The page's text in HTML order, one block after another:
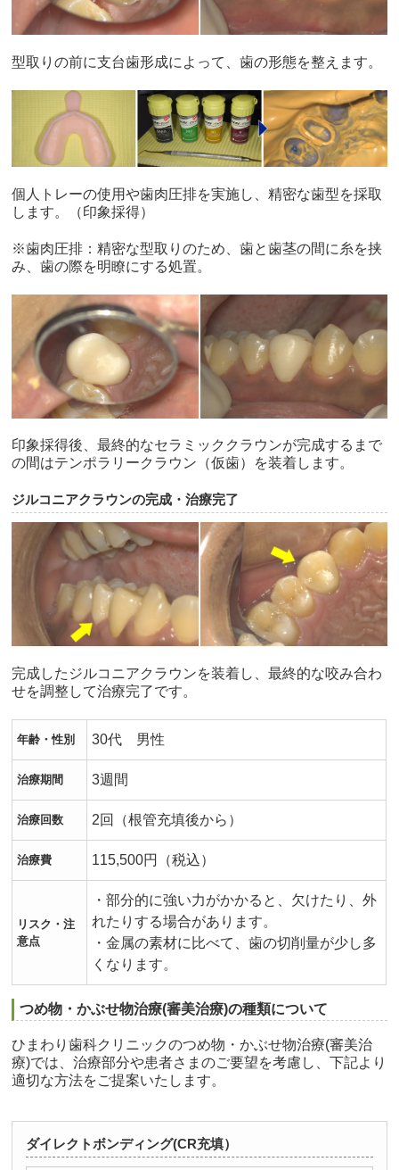
型取りの前に支台歯形成によって、歯の形態を整えます。
個人トレーの使用や歯肉圧排を実施し、精密な歯型を採取
します。（印象採得）
※歯肉圧排：精密な型取りのため、歯と歯茎の間に糸を挟
み、歯の際を明瞭にする処置。
印象採得後、最終的なセラミッククラウンが完成するまで
の間はテンポラリークラウン（仮歯）を装着します。
ジルコニアクラウンの完成・治療完了
完成したジルコニアクラウンを装着し、最終的な咬み合わ
せを調整して治療完了です。
年齢・性別 30代 男性
治療期間 3週間
治療回数 2回（根管充填後から）
治療費 115,500円（税込）
リスク・注
意点
・部分的に強い力がかかると、欠けたり、外
れたりする場合があります。
・金属の素材に比べて、歯の切削量が少し多
くなります。
つめ物・かぶせ物治療(審美治療)の種類について
ひまわり歯科クリニックのつめ物・かぶせ物治療(審美治
療)では、治療部分や患者さまのご要望を考慮し、下記より
適切な方法をご提案いたします。
ダイレクトボンディング(CR充填）